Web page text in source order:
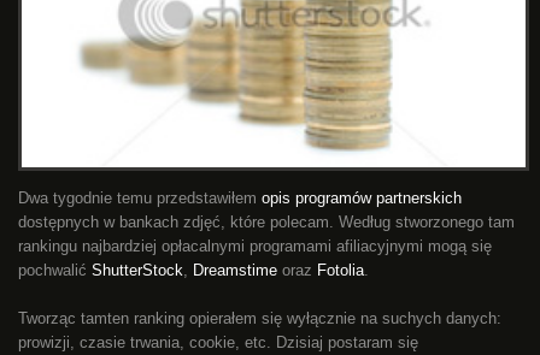
Dwa tygodnie temu przedstawiłem opis programów partnerskich
dostępnych w bankach zdjęć, które polecam. Według stworzonego tam
rankingu najbardziej opłacalnymi programami afiliacyjnymi mogą się
pochwalić ShutterStock Dreamstime oraz Fotolia
Tworząc tamten ranking opierałem się wyłącznie na suchych danych:
prowizji, czasie trwania, cookie, etc. Dzisiaj postaram się